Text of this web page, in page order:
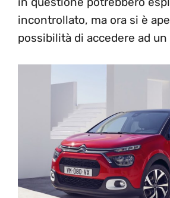
incontrollato, ma ora si è
possibilità di accedere ad